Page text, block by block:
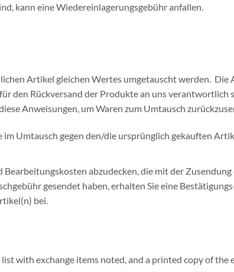
kann eine Wiedereinlagerungsgebühr anfallen.
Artikel gleichen Wertes umgetauscht werden. Die
den Rückversand der Produkte an uns verantwortlich
Anweisungen, um Waren zum Umtausch
Umtausch gegen den/die ursprünglich gekauften
abzudecken, die mit der
gesendet haben, erhalten Sie eine
bei.
with exchange items noted, and a printed copy of the